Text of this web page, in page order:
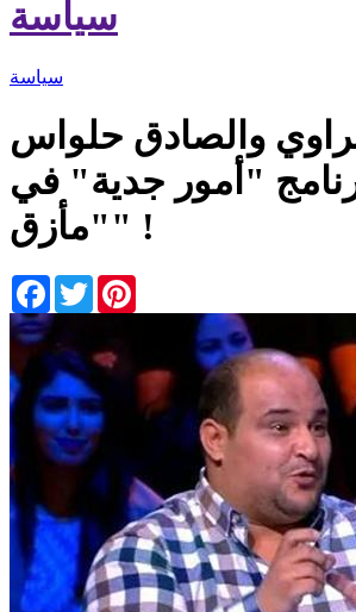
سياسة
سياسة
والصادق حلواس
"أمور جدية" في
"مأزق" !
Facebook
Twitter